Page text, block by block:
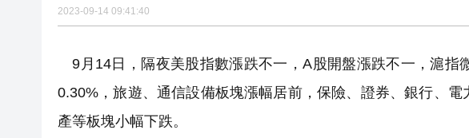
2023-09-14 09:41:40
9月14日，隔夜美股指數漲跌不一，A股開盤漲跌不一，滬指
0.30%，旅遊、通信設備板塊漲幅居前，保險、證券、銀行、
產等板塊小幅下跌。